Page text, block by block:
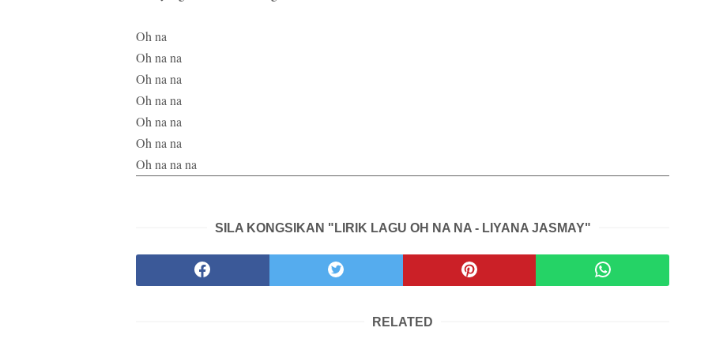
Oh na
Oh na na
Oh na na
Oh na na
Oh na na
Oh na na
Oh na na na
SILA KONGSIKAN "LIRIK LAGU OH NA NA - LIYANA JASMAY"
RELATED